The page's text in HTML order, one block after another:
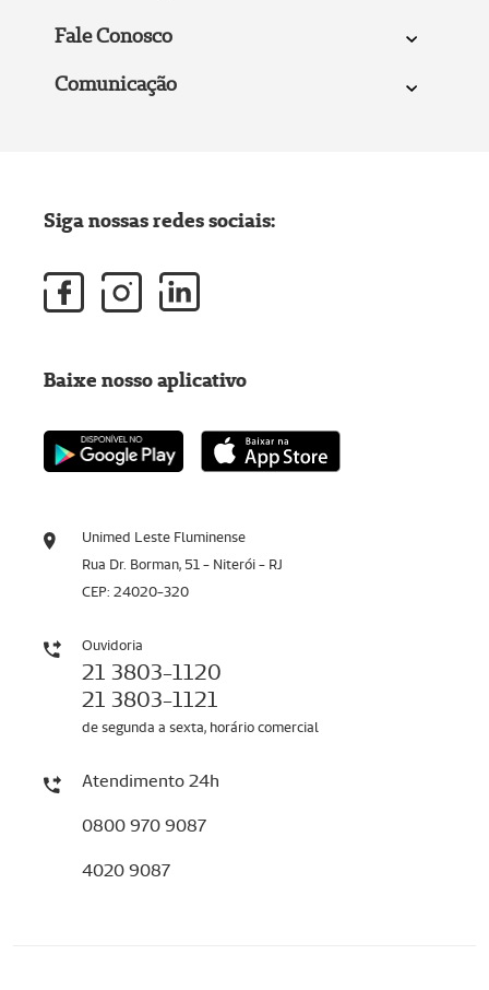
Fale Conosco
Comunicação
Unimed Leste Fluminense
Rua Dr. Borman, 51 - Niterói - RJ
CEP: 24020-320
Ouvidoria
21 3803-1120
21 3803-1121
de segunda a sexta, horário comercial
Atendimento 24h
0800 970 9087
4020 9087
Siga nossas redes sociais:
Baixe nosso aplicativo